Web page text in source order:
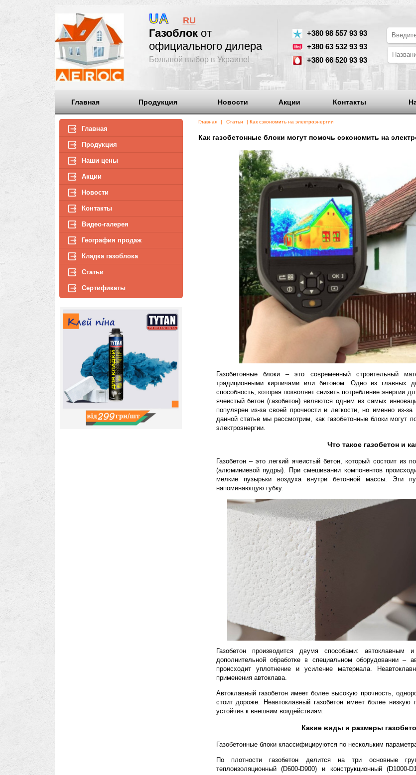
UA
Газоблок
официального дилера
Большой выбор в Украине!
+380 98 557 93 93
+380 63 532 93 93
+380 66 520 93 93
Главная Продукция Новости Акции Контакты
Главная
Продукция
Наши цены
Акции
Кладка газоблока
Сертификаты
Главная | Статьи | Как сэкономить на электроэнергии
Как газобетонные блоки могут помочь
Газобетонные блоки – это современный
традиционными кирпичами или бетоном. Одно
способность, которая позволяет снизить
ячеистый бетон (газобетон) являются одним из
данной статье мы рассмотрим, как газобетонные
электроэнергии.
Газобетон – это легкий ячеистый бетон,
(алюминиевой пудры). При смешивании
мелкие пузырьки воздуха внутри бетонной
напоминающую губку.
Газобетон производится двумя способами:
дополнительной обработке в специальном
происходит уплотнение и усиление
Автоклавный газобетон имеет более высокую